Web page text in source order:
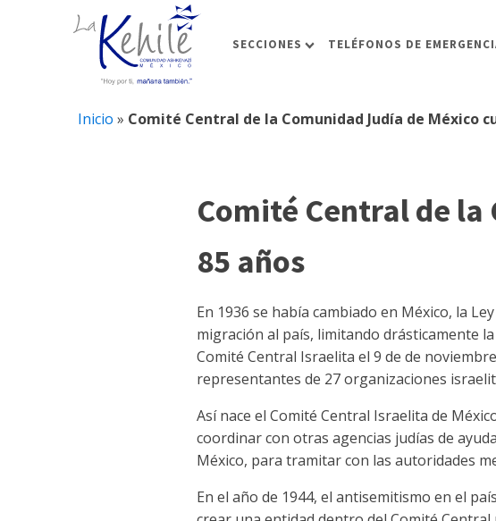
SECCIONES TELÉFONOS DE
Inicio » Comité Central de la Comunidad Judía de México
Comité Central de
85 años
En 1936 se había cambiado en México, la
migración al país, limitando drásticamente
Comité Central Israelita el 9 de de
representantes de 27 organizaciones
Así nace el Comité Central Israelita de
coordinar con otras agencias judías de
México, para tramitar con las autoridades
En el año de 1944, el antisemitismo en el